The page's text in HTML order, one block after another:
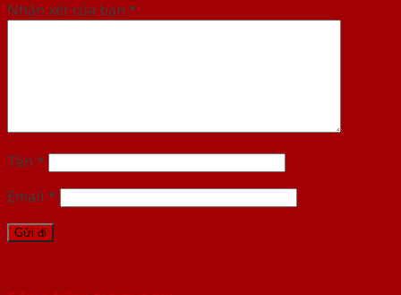
Nhận xét của bạn *
Tên *
Email *